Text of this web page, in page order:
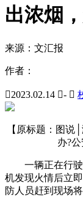
出浓烟
来源： 文汇报
作者：
2023.02.14 - 
【原标题：图说
办?
一辆正在行驶
机发现火情后立
防人员赶到现场